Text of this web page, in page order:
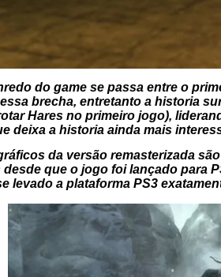
do game se passa entre o
brecha, entretanto a historia
Hares no primeiro jogo),
deixa a historia ainda mais
da versão remasterizada
desde que o jogo foi lançado para
levado a plataforma PS3